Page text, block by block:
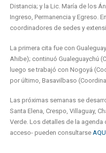
Distancia; y la Lic. María de los
Ingreso, Permanencia y Egreso.
coordinadores de sedes y
La primera cita fue con
Ahibe); continuó Gualeguaychú
luego se trabajó con Nogoyá
por último, Basavilbaso
Las próximas semanas se
Santa Elena, Crespo, Villaguay,
Verde. Los detalles de la
acceso- pueden consultarse